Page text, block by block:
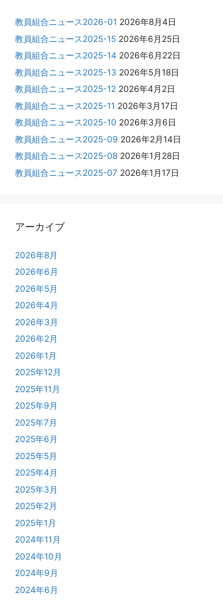
教員組合ニュース2026-01 2026年8月4日
教員組合ニュース2025-15 2026年6月25日
教員組合ニュース2025-14 2026年6月22日
教員組合ニュース2025-13 2026年5月18日
教員組合ニュース2025-12 2026年4月2日
教員組合ニュース2025-11 2026年3月17日
教員組合ニュース2025-10 2026年3月6日
教員組合ニュース2025-09 2026年2月14日
教員組合ニュース2025-08 2026年1月28日
教員組合ニュース2025-07 2026年1月17日
アーカイブ
2026年8月
2026年6月
2026年5月
2026年4月
2026年3月
2026年2月
2026年1月
2025年12月
2025年11月
2025年9月
2025年7月
2025年6月
2025年5月
2025年4月
2025年3月
2025年2月
2025年1月
2024年11月
2024年10月
2024年9月
2024年6月